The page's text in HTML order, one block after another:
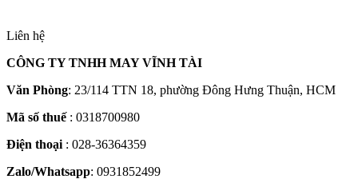
Liên hệ
CÔNG TY TNHH MAY VĨNH TÀI
Văn Phòng: 23/114 TTN 18, phường Đông Hưng Thuận, HCM
Mã số thuế : 0318700980
Điện thoại : 028-36364359
Zalo/Whatsapp: 0931852499